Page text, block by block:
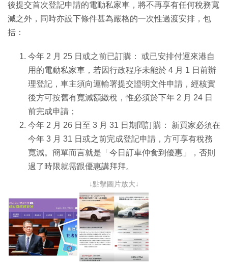
後提交首次登記申請的電動私家車，將不再享有任何稅務寬
減之外，同時亦設下條件甚為嚴格的一次性過渡安排，包
括：
今年 2 月 25 日或之前已訂購： 或已安排付運來港自
用的電動私家車，若因行政程序未能於 4 月 1 日前辦
理登記，車主須向運輸署提交證明文件申請，經核實
後方可按舊有寬減額繳稅，惟必須於下年 2 月 24 日
前完成申請；
今年 2 月 26 日至 3 月 31 日期間訂購： 新買家必須在
今年 3 月 31 日或之前完成登記申請，方可享有稅務
寬減。簡單而言就是「今日訂車仲食到優惠」，否則
過了時限就需跟優惠講拜拜。
↓點擊圖片放大↓